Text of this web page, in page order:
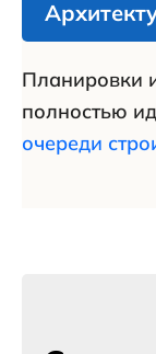
Планировки
полностью
очереди